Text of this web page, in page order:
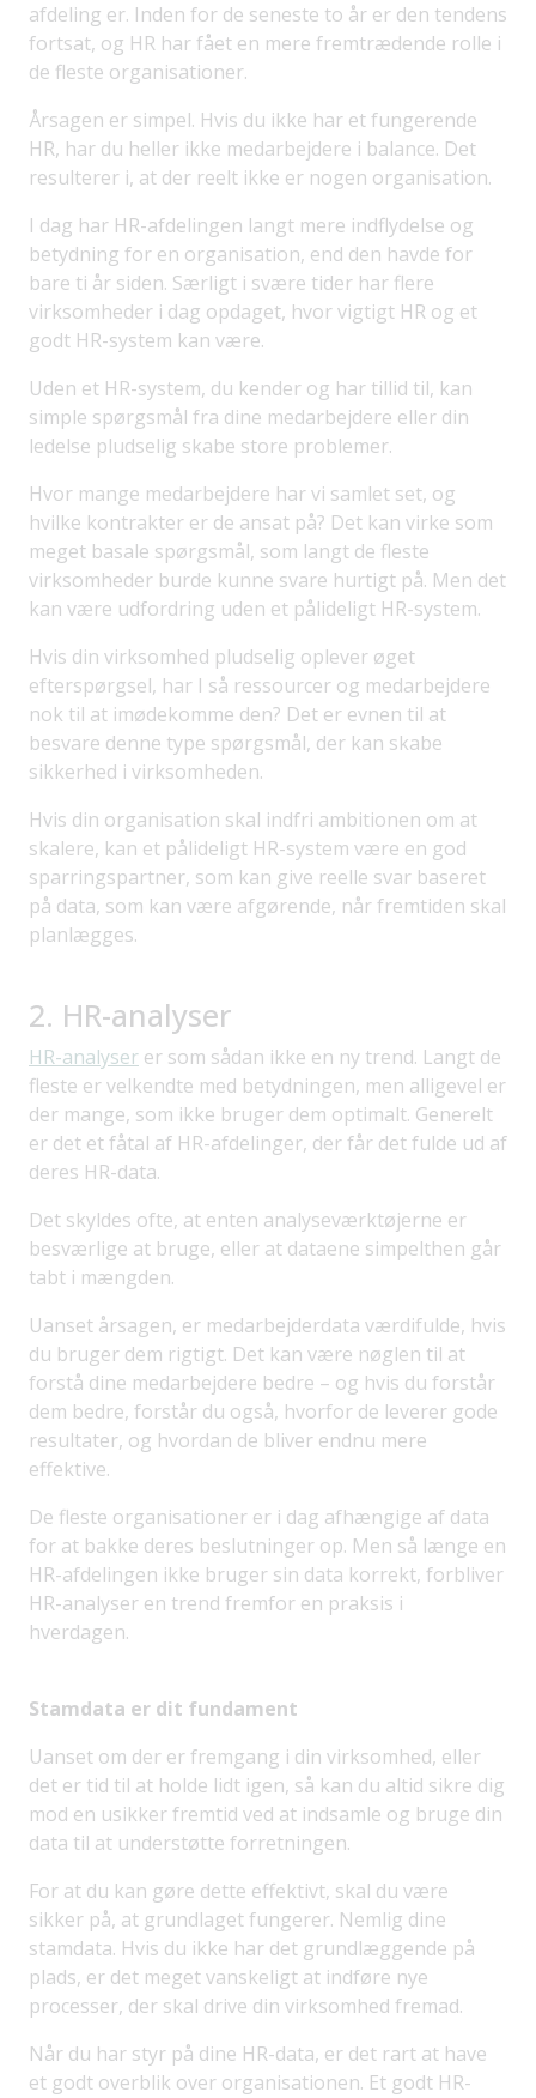
afdeling er. Inden for de seneste to år er den tendens
fortsat, og HR har fået en mere fremtrædende rolle i
de fleste organisationer.
Årsagen er simpel. Hvis du ikke har et fungerende
HR, har du heller ikke medarbejdere i balance. Det
resulterer i, at der reelt ikke er nogen organisation.
I dag har HR-afdelingen langt mere indflydelse og
betydning for en organisation, end den havde for
bare ti år siden. Særligt i svære tider har flere
virksomheder i dag opdaget, hvor vigtigt HR og et
godt HR-system kan være.
Uden et HR-system, du kender og har tillid til, kan
simple spørgsmål fra dine medarbejdere eller din
ledelse pludselig skabe store problemer.
Hvor mange medarbejdere har vi samlet set, og
hvilke kontrakter er de ansat på? Det kan virke som
meget basale spørgsmål, som langt de fleste
virksomheder burde kunne svare hurtigt på. Men det
kan være udfordring uden et pålideligt HR-system.
Hvis din virksomhed pludselig oplever øget
efterspørgsel, har I så ressourcer og medarbejdere
nok til at imødekomme den? Det er evnen til at
besvare denne type spørgsmål, der kan skabe
sikkerhed i virksomheden.
Hvis din organisation skal indfri ambitionen om at
skalere, kan et pålideligt HR-system være en god
sparringspartner, som kan give reelle svar baseret
på data, som kan være afgørende, når fremtiden skal
planlægges.
2. HR-analyser
HR-analyser er som sådan ikke en ny trend. Langt de
fleste er velkendte med betydningen, men alligevel er
der mange, som ikke bruger dem optimalt. Generelt
er det et fåtal af HR-afdelinger, der får det fulde ud af
deres HR-data.
Det skyldes ofte, at enten analyseværktøjerne er
besværlige at bruge, eller at dataene simpelthen går
tabt i mængden.
Uanset årsagen, er medarbejderdata værdifulde, hvis
du bruger dem rigtigt. Det kan være nøglen til at
forstå dine medarbejdere bedre – og hvis du forstår
dem bedre, forstår du også, hvorfor de leverer gode
resultater, og hvordan de bliver endnu mere
effektive.
De fleste organisationer er i dag afhængige af data
for at bakke deres beslutninger op. Men så længe en
HR-afdelingen ikke bruger sin data korrekt, forbliver
HR-analyser en trend fremfor en praksis i
hverdagen.
Stamdata er dit fundament
Uanset om der er fremgang i din virksomhed, eller
det er tid til at holde lidt igen, så kan du altid sikre dig
mod en usikker fremtid ved at indsamle og bruge din
data til at understøtte forretningen.
For at du kan gøre dette effektivt, skal du være
sikker på, at grundlaget fungerer. Nemlig dine
stamdata. Hvis du ikke har det grundlæggende på
plads, er det meget vanskeligt at indføre nye
processer, der skal drive din virksomhed fremad.
Når du har styr på dine HR-data, er det rart at have
et godt overblik over organisationen. Et godt HR-